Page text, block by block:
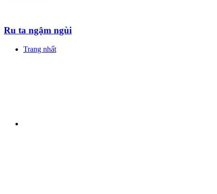
Ru ta ngậm ngùi
Trang nhất